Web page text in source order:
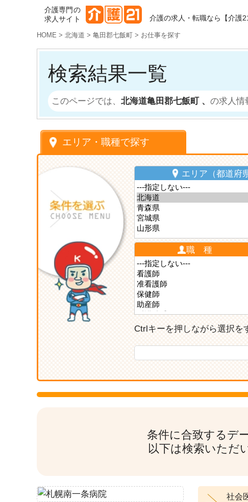
介護専門の
求人サイト
介護の求人・転職なら【介護21
HOME > 北海道 > 亀田郡七飯町 > お仕事を探す
検索結果一覧
このページでは、 北海道亀田郡七飯町 、 の求人情
エリア・職種で探す
エリア（都道府
職 種
Ctrlキーを押しながら選択を
条件に合致するデ
以下は検索いただ
社会